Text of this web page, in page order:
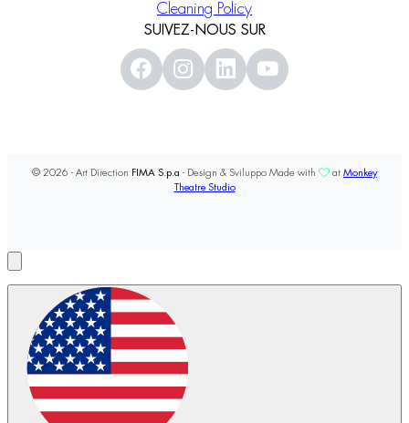
Cleaning Policy
SUIVEZ-NOUS SUR
© 2026 - Art Direction FIMA S.p.a - Design & Sviluppo Made with at Monkey
Theatre Studio